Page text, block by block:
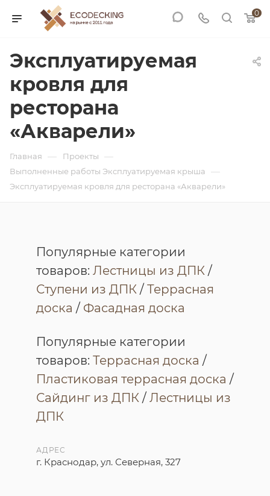
0
Эксплуатируемая
кровля для
ресторана
«Акварели»
Главная — Проекты —
Выполненные работы Эксплуатируемая крыша —
Эксплуатируемая кровля для ресторана «Акварели»
Популярные категории
товаров: Лестницы из ДПК /
Ступени из ДПК / Террасная
доска / Фасадная доска
Популярные категории
товаров: Террасная доска /
Пластиковая террасная доска /
Сайдинг из ДПК / Лестницы из
ДПК
АДРЕС
г. Краснодар, ул. Северная, 327